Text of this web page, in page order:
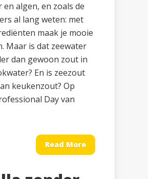
en algen, en zoals de
al lang weten: met
maak je mooie
Maar is dat zeewater
dan gewoon zout in
En is zeezout
keukenzout? Op
Day van
Read More